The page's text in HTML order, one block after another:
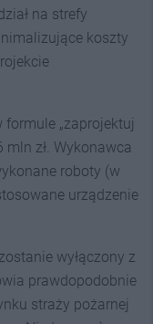
na strefy
koszty
„zaprojektuj
zł. Wykonawca
roboty (w
urządzenie
wyłączony z
prawdopodobnie
straży pożarnej